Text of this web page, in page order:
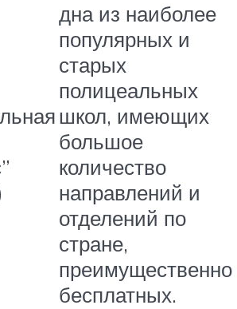
дна из наиболее
популярных и
старых
полицеальных
школ, имеющих
большое
количество
направлений и
отделений по
стране,
преимущественно
бесплатных.